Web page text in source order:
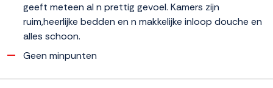
geeft meteen al n prettig gevoel. Kamers zijn
ruim,heerlijke bedden en n makkelijke inloop douche en
alles schoon.
Geen minpunten